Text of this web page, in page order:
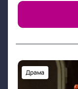
Драма